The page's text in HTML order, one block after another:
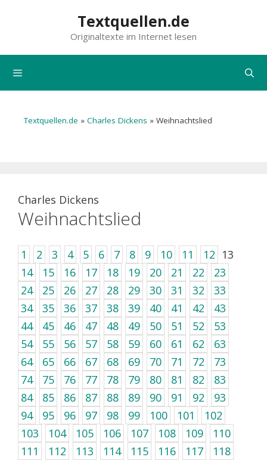
Textquellen.de
Originaltexte im Internet lesen
Textquellen.de » Charles Dickens » Weihnachtslied
Charles Dickens
Weihnachtslied
1 2 3 4 5 6 7 8 9 10 11 12 13
14
15 16 17 18 19 20 21 22
23
24
25 26 27 28 29 30 31 32
33
34
35 36 37 38 39 40 41 42
43
44
45 46 47 48 49 50 51 52
53
54
55 56 57 58 59 60 61 62
63
64
65 66 67 68 69 70 71 72
73
74
75 76 77 78 79 80 81 82
83
84
85 86 87 88 89 90 91 92
93
94
95 96 97 98 99 100 101
102
103
104 105 106 107 108 109
110
111
112 113 114 115 116 117
118